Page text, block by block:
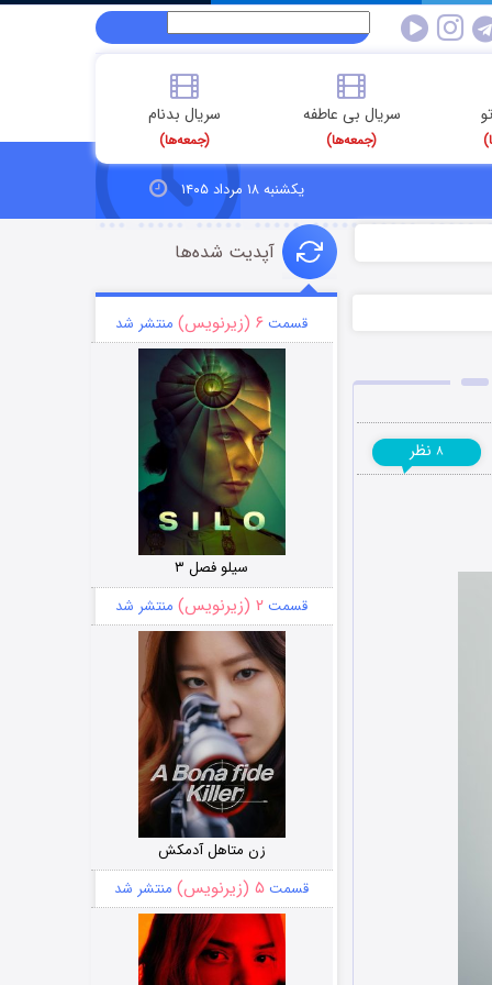
سریال بی عاطفه
(جمعه‌ها)
سریال بدنام
(جمعه‌ها)
یکشنبه ۱۸ مرداد ۱۴۰۵
۸ نظر
آپدیت شده‌ها
قسمت ۶ (زیرنویس) منتشر شد
سیلو فصل ۳
قسمت ۲ (زیرنویس) منتشر شد
زن متاهل آدمکش
قسمت ۵ (زیرنویس) منتشر شد